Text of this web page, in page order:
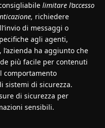
limitare l’accesso
richiedere
di messaggi o
agli agenti,
ha aggiunto che
più facile per contenuti
comportamento
sistemi di sicurezza.
di sicurezza per
sensibili.